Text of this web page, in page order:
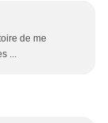
de me
...